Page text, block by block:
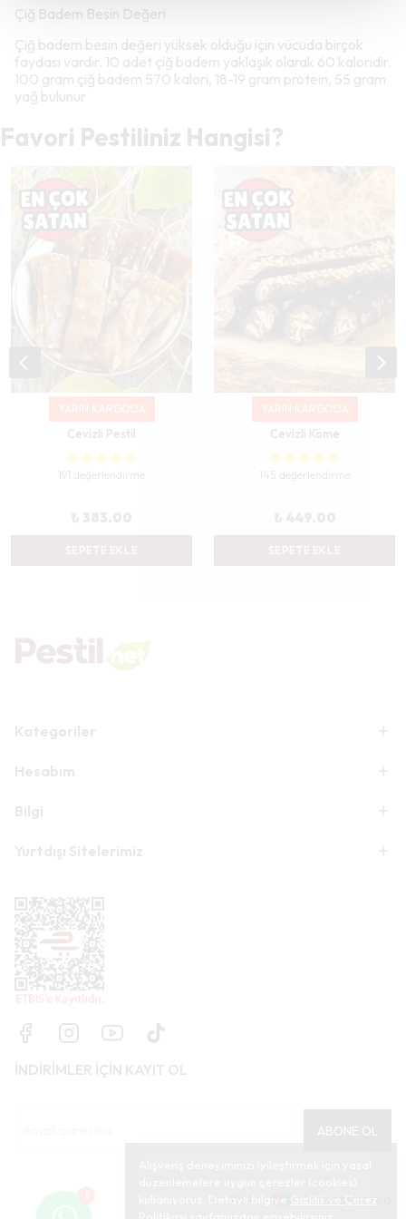
kullanıyoruz. Detaylı bilgiye
Gizlilik ve Çerez
Çiğ Badem Besin Değeri
Çiğ badem besin değeri yüksek olduğu için vücuda birçok
faydası vardır. 10 adet çiğ badem yaklaşık olarak 60 kaloridir.
100 gram çiğ badem 570 kalori, 18-19 gram protein, 55 gram
yağ bulunur
Favori Pestiliniz Hangisi?
YARIN KARGODA
Cevizli Pestil
191 değerlendirme
Cevizli Köme
145 değerlendirme
İNDİRİMLER İÇİN KAYIT OL
ABONE OL